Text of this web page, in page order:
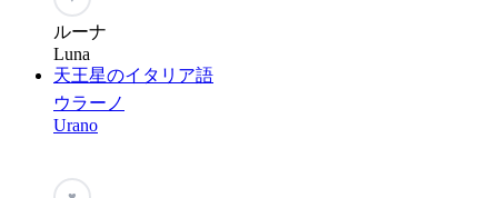
ルーナ
Luna
天王星のイタリア語
ウラーノ
Urano